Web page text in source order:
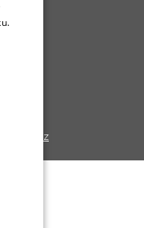
Bydlo.cz